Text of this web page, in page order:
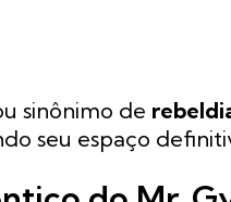
sinônimo de
seu espaço